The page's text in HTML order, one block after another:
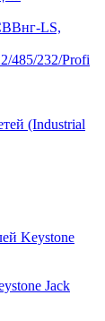
LS,
485/232/Profi
(Industrial
Keystone
Jack